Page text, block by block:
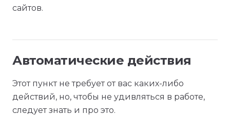
сайтов.
Автоматические действия
Этот пункт не требует от вас каких-либо
действий, но, чтобы не удивляться в работе,
следует знать и про это.